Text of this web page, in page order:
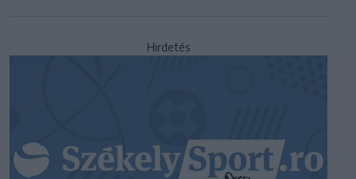
Hirdetés